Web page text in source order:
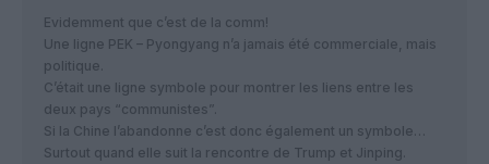
Evidemment que c’est de la comm!
Une ligne PEK – Pyongyang n’a jamais été commerciale, mais
politique.
C’était une ligne symbole pour montrer les liens entre les
deux pays “communistes”.
Si la Chine l’abandonne c’est donc également un symbole…
Surtout quand elle suit la rencontre de Trump et Jinping.